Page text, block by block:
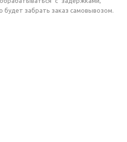
будет забрать заказ самовывозом.